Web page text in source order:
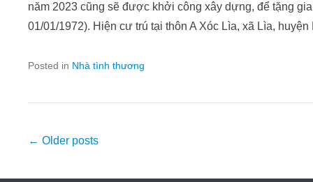
năm 2023 cũng sẽ được khởi công xây dựng, để tặng
01/01/1972). Hiện cư trú tại thôn A Xóc Lìa, xã Lìa,
Posted in Nhà tình thương
Post
← Older posts